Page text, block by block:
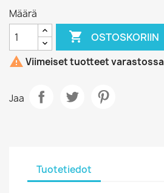
Määrä
 OSTOSKORIIN
 Viimeiset tuotteet varastossa
Jaa
Tuotetiedot